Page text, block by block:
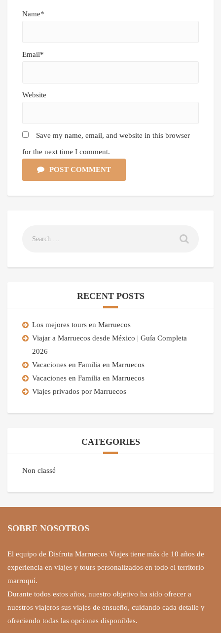
Name*
Email*
Website
Save my name, email, and website in this browser
for the next time I comment.
POST COMMENT
RECENT POSTS
Los mejores tours en Marruecos
Viajar a Marruecos desde México | Guía Completa
2026
Vacaciones en Familia en Marruecos
Vacaciones en Familia en Marruecos
Viajes privados por Marruecos
CATEGORIES
Non classé
SOBRE NOSOTROS
El equipo de Disfruta Marruecos Viajes tiene más de 10 años de
experiencia en viajes y tours personalizados en todo el territorio
marroquí.
Durante todos estos años, nuestro objetivo ha sido ofrecer a
nuestros viajeros sus viajes de ensueño, cuidando cada detalle y
ofreciendo todas las opciones disponibles.